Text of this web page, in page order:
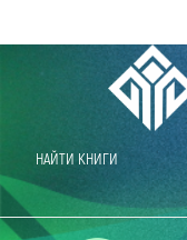
НАЙТИ КНИГИ